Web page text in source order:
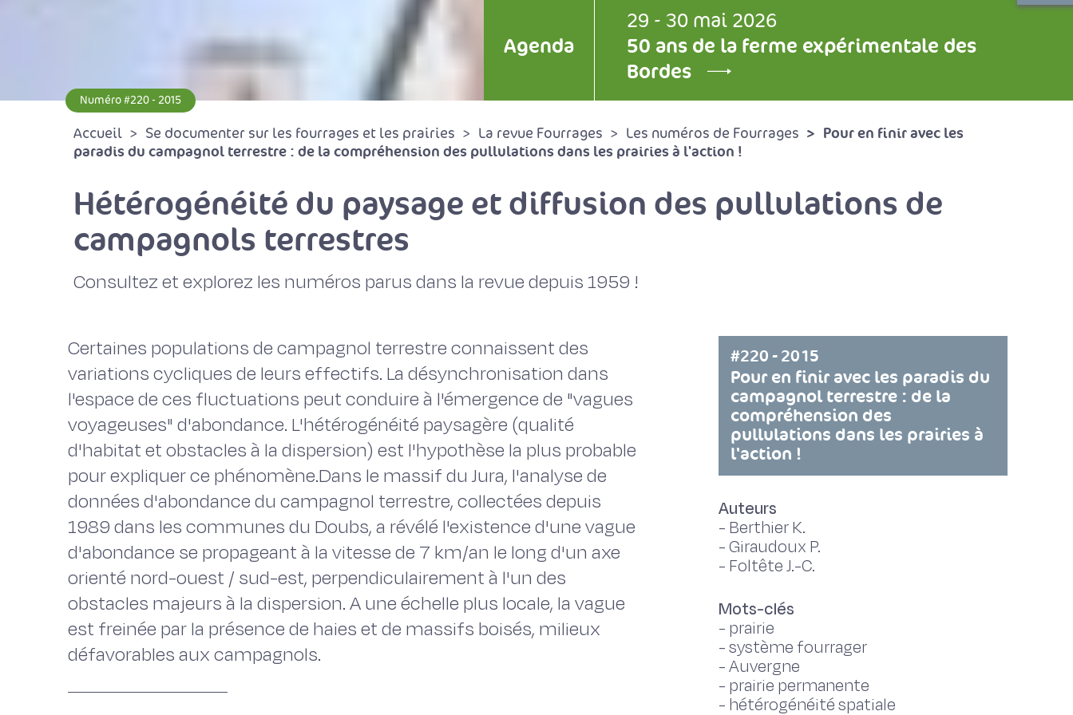
Agenda
29 - 30 mai 2026
50 ans de la ferme expérimentale des
Bordes
Numéro #220 - 2015
Accueil Se documenter sur les fourrages et les prairies La revue Fourrages Les numéros de Fourrages
Pour en finir avec les
paradis du campagnol terrestre : de la compréhension des pullulations dans les prairies à l'action !
Hétérogénéité du paysage et diffusion des pullulations de
campagnols terrestres
Consultez et explorez les numéros parus dans la revue depuis 1959 !
Certaines populations de campagnol terrestre connaissent des
variations cycliques de leurs effectifs. La désynchronisation dans
l'espace de ces fluctuations peut conduire à l'émergence de "vagues
voyageuses" d'abondance. L'hétérogénéité paysagère (qualité
d'habitat et obstacles à la dispersion) est l'hypothèse la plus probable
pour expliquer ce phénomène.Dans le massif du Jura, l'analyse de
données d'abondance du campagnol terrestre, collectées depuis
1989 dans les communes du Doubs, a révélé l'existence d'une vague
d'abondance se propageant à la vitesse de 7 km/an le long d'un axe
orienté nord-ouest / sud-est, perpendiculairement à l'un des
obstacles majeurs à la dispersion. A une échelle plus locale, la vague
est freinée par la présence de haies et de massifs boisés, milieux
défavorables aux campagnols.
#220 - 2015
Pour en finir avec les paradis du
campagnol terrestre : de la
compréhension des
pullulations dans les prairies à
l'action !
Auteurs
- Berthier K.
-Giraudoux P.
- Foltête J.-C.
Mots-clés
- prairie
-système fourrager
-Auvergne
- prairie permanente
- hétérogénéité spatiale